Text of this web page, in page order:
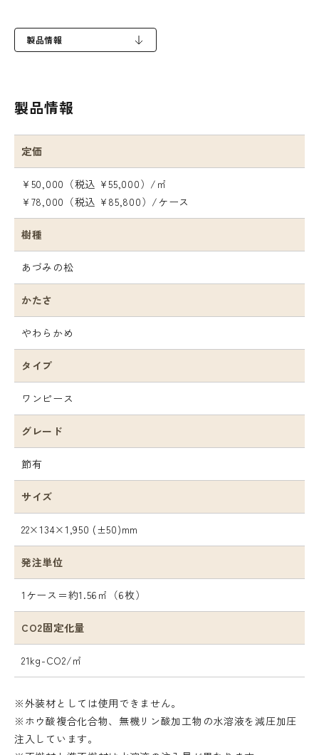
製品情報
製品情報
定価
¥50,000（税込 ¥55,000）/㎡
¥78,000（税込 ¥85,800）/ケース
樹種
あづみの松
かたさ
やわらかめ
タイプ
ワンピース
グレード
節有
サイズ
22×134×1,950 (±50)mm
発注単位
1ケース＝約1.56㎡（6枚）
CO2固定化量
21kg-CO2/㎡
※外装材としては使用できません。
※ホウ酸複合化合物、無機リン酸加工物の水溶液を減圧加圧
注入しています。